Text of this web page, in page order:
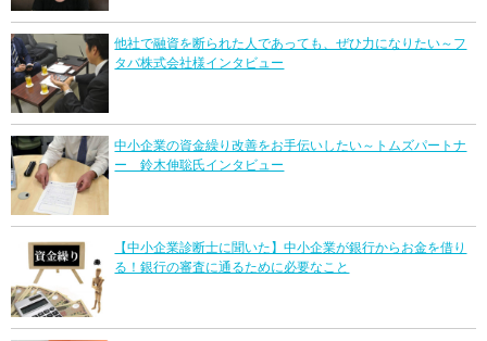
他社で融資を断られた人であっても、ぜひ力になりたい～フ
タバ株式会社様インタビュー
中小企業の資金繰り改善をお手伝いしたい～トムズパートナ
ー 鈴木伸聡氏インタビュー
【中小企業診断士に聞いた】中小企業が銀行からお金を借り
る！銀行の審査に通るために必要なこと